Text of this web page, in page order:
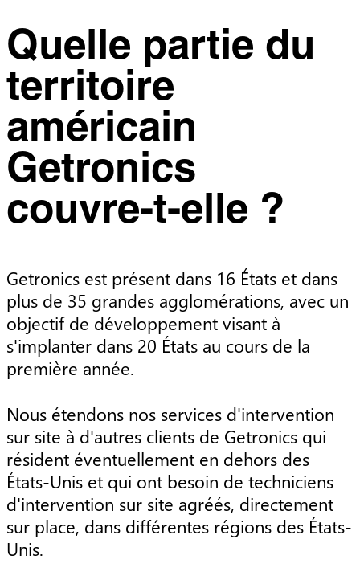
Quelle partie du
territoire
américain
Getronics
couvre-t-elle ?
Getronics est présent dans 16 États et dans
plus de 35 grandes agglomérations, avec un
objectif de développement visant à
s'implanter dans 20 États au cours de la
première année.
Nous étendons nos services d'intervention
sur site à d'autres clients de Getronics qui
résident éventuellement en dehors des
États-Unis et qui ont besoin de techniciens
d'intervention sur site agréés, directement
sur place, dans différentes régions des États-
Unis.